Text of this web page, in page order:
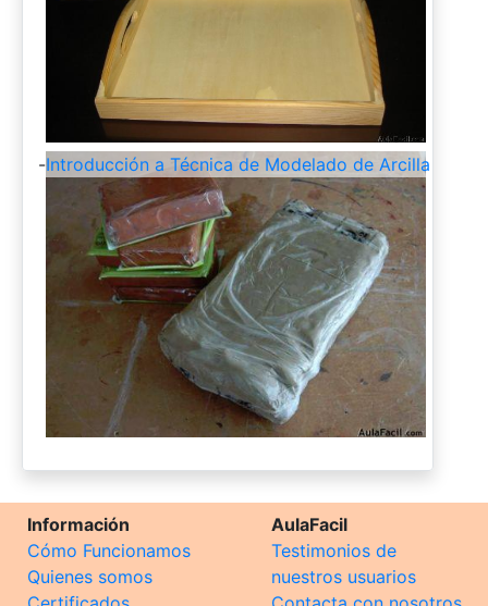
-Introducción a Técnica de Modelado de Arcilla
Información
Cómo Funcionamos
Quienes somos
AulaFacil
Testimonios de
nuestros usuarios